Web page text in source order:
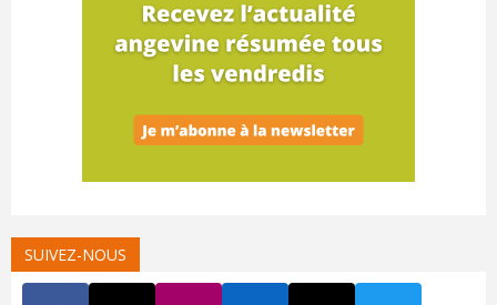
SUIVEZ-NOUS